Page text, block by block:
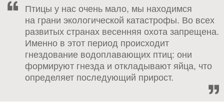
Птицы у нас очень мало, мы находимся
на грани экологической катастрофы. Во всех
развитых странах весенняя охота запрещена.
Именно в этот период происходит
гнездование водоплавающих птиц: они
формируют гнезда и откладывают яйца, что
определяет последующий прирост.